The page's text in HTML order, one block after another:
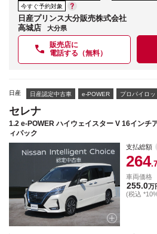
今すぐ予約対象
日産プリンス大分販売株式会社
高城店
大分県
販売店に
電話する（無料）
日産 日産認定中古車 e-POWER プロパイロッ
セレナ
1.2 e-POWER ハイウェイスター V 16インチ
ィパック
支払総額
264
車両価格
255.0万
(税込